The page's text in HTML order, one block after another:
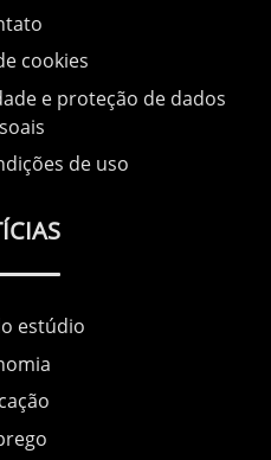
cookies
e proteção de dados
de uso
estúdio